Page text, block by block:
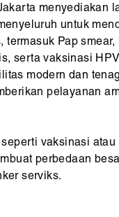
menyediakan
untuk
termasuk Pap
serta vaksinasi
modern dan
pelayanan
vaksinasi atau
perbedaan
serviks.